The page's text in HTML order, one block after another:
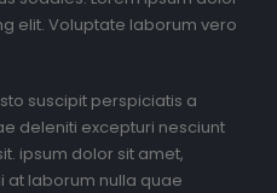
elit. Voluptate laborum vero
suscipit perspiciatis a
deleniti excepturi nesciunt
ipsum dolor sit amet,
at laborum nulla quae